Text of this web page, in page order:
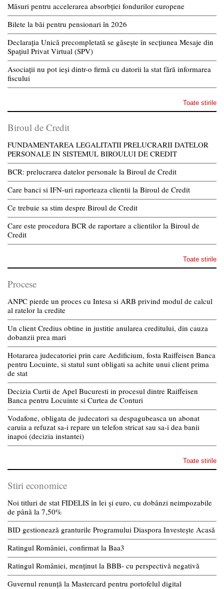
Măsuri pentru accelerarea absorbției fondurilor europene
Bilete la băi pentru pensionari în 2026
Declarația Unică precompletată se găsește în secțiunea Mesaje din
Spațiul Privat Virtual (SPV)
Asociații nu pot ieși dintr-o firmă cu datorii la stat fără informarea
fiscului
Toate stirile
Biroul de Credit
FUNDAMENTAREA LEGALITATII PRELUCRARII DATELOR
PERSONALE IN SISTEMUL BIROULUI DE CREDIT
BCR: prelucrarea datelor personale la Biroul de Credit
Care banci si IFN-uri raporteaza clientii la Biroul de Credit
Ce trebuie sa stim despre Biroul de Credit
Care este procedura BCR de raportare a clientilor la Biroul de
Credit
Toate stirile
Procese
ANPC pierde un proces cu Intesa si ARB privind modul de calcul
al ratelor la credite
Un client Credius obtine in justitie anularea creditului, din cauza
dobanzii prea mari
Hotararea judecatoriei prin care Aedificium, fosta Raiffeisen Banca
pentru Locuinte, si statul sunt obligati sa achite unui client prima
de stat
Decizia Curtii de Apel Bucuresti in procesul dintre Raiffeisen
Banca pentru Locuinte si Curtea de Conturi
Vodafone, obligata de judecatori sa despagubeasca un abonat
caruia a refuzat sa-i repare un telefon stricat sau sa-i dea banii
inapoi (decizia instantei)
Toate stirile
Stiri economice
Noi titluri de stat FIDELIS în lei și euro, cu dobânzi neimpozabile
de pânã la 7,50%
BID gestionează granturile Programului Diaspora Investește Acasă
Ratingul României, confirmat la Baa3
Ratingul României, menținut la BBB- cu perspectivă negativă
Guvernul renunță la Mastercard pentru portofelul digital